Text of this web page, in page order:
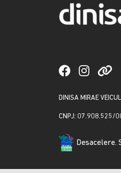
DINISA MIRAE
CNPJ: 07.908.525/
Desacelere.